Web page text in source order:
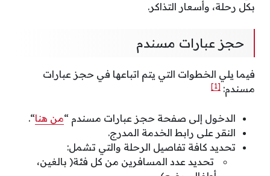
بكل رحلة، وأسعار التذاكر.
حجز عبارات مسندم
فيما يلي الخطوات التي يتم اتباعها في حجز عبارات
مسندم: [1]
الدخول إلى صفحة حجز عبارات مسندم “من هنا“.
النقر على رابط الخدمة المدرج.
تحديد كافة تفاصيل الرحلة والتي تشمل:
تحديد عدد المسافرين من كل فئة( بالغين،